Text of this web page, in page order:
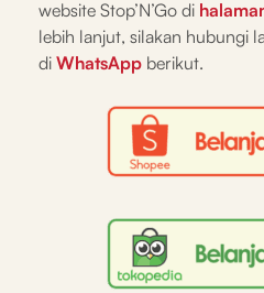
website Stop’N’Go di
lebih lanjut, silakan hubungi
di WhatsApp berikut.